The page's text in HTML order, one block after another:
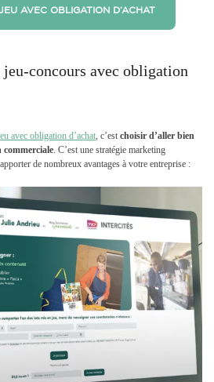
AVEC OBLIGATION D’ACHAT
concours avec obligation
avec obligation d’achat, c’est choisir d’aller bien
commerciale. C’est une stratégie marketing
de nombreux avantages à votre entreprise :